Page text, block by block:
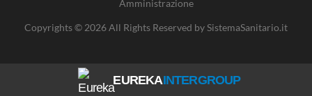
Amministrazione
Copyrights © 2026 All Rights Reserved by SistemaSanitario.it
EUREKAINTERGROUP